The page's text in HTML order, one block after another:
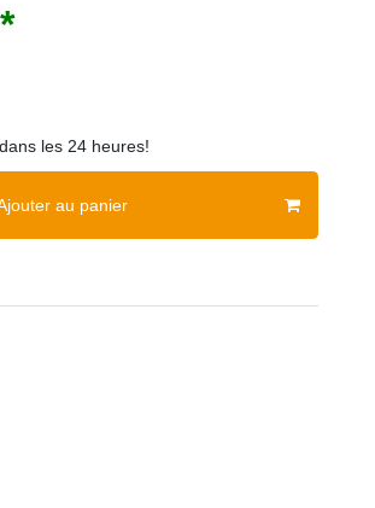
*
les 24 heures!
au panier